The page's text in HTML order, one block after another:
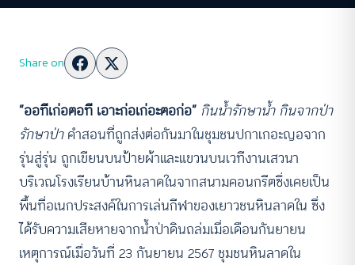
Share on
“ออทีเก่อตอที เอาะก่อเก่อะตอก่อ” กินน้ำรักษาน้ำ กินจากป่า
รักษาป่าคำสอนที่ถูกส่งต่อกันมาในชุมชนปกาเกอะญอจาก
รุ่นสู่รุ่น ถูกเขียนบนป้ายผ้าและแขวนบนเวทีงานเสวนา
บริเวณโรงเรียนบ้านหินลาดในจากสนามคอนกรีตซึ่งเคยเป็น
พื้นที่อเนกประสงค์ในการเล่นกีฬาของเยาวชนหินลาดใน ซึ่ง
ได้รับความเสียหายจากน้ำป่าดินถล่มเมื่อเดือนกันยายน
เหตุการณ์เมื่อวันที่ 23 กันยายน 2567 ชุมชนหินลาดใน